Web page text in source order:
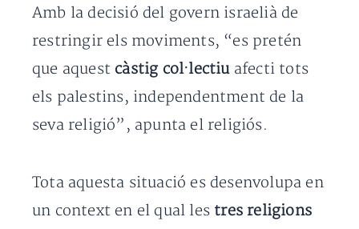
Amb la decisió del govern israelià de
restringir els moviments, “es pretén
que aquest càstig col·lectiu afecti tots
els palestins, independentment de la
seva religió”, apunta el religiós.
Tota aquesta situació es desenvolupa en
un context en el qual les tres religions